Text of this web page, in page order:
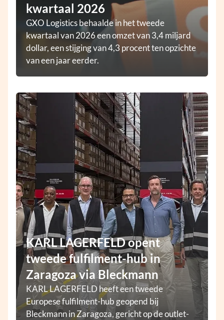
kwartaal 2026
GXO Logistics behaalde in het tweede
kwartaal van 2026 een omzet van 3,4 miljard
dollar, een stijging van 4,3 procent ten opzichte
van een jaar eerder.
KARL LAGERFELD opent
tweede fulfilment-hub in
Zaragoza via Bleckmann
KARL LAGERFELD heeft een tweede
Europese fulfilment-hub geopend bij
Bleckmann in Zaragoza, gericht op de outlet-